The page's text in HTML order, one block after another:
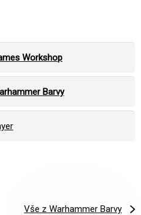
Workshop
Barvy
Vše z Warhammer Barvy